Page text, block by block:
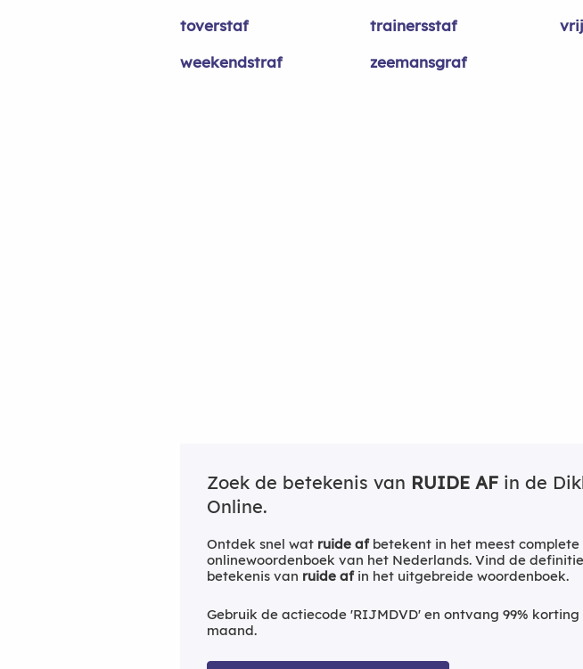
toverstaf
trainersstaf
weekendstraf
zeemansgraf
Zoek de betekenis van RUIDE AF in de
Online.
Ontdek snel wat ruide afbetekent in het meest
onlinewoordenboek van het Nederlands. Vind de
betekenis van ruide afin het uitgebreide woordenboek.
Gebruik de actiecode 'RIJMDVD' en ontvang 99%
maand.